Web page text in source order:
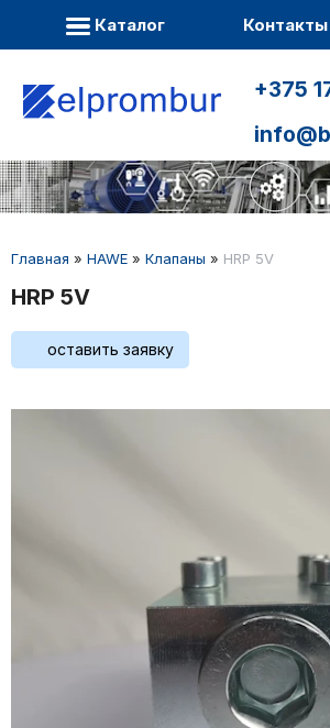
Каталог Контакты
+375
Главная » HAWE » Клапаны » HRP 5V
HRP 5V
оставить заявку